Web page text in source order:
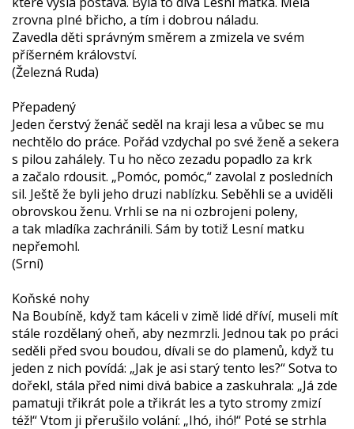
zrovna plné břicho, a tím i dobrou náladu.
Zavedla děti správným směrem a zmizela ve svém
příšerném království.
(Železná Ruda)
Přepadený
Jeden čerstvý ženáč seděl na kraji lesa a vůbec se mu
nechtělo do práce. Pořád vzdychal po své ženě a sekera
s pilou zahálely. Tu ho něco zezadu popadlo za krk
a začalo rdousit. „Pomóc, pomóc,“ zavolal z posledních
sil. Ještě že byli jeho druzi nablízku. Seběhli se a uviděli
obrovskou ženu. Vrhli se na ni ozbrojeni poleny,
a tak mladíka zachránili. Sám by totiž Lesní matku
nepřemohl.
(Srní)
Koňské nohy
Na Boubíně, když tam káceli v zimě lidé dříví, museli mít
stále rozdělaný oheň, aby nezmrzli. Jednou tak po práci
seděli před svou boudou, dívali se do plamenů, když tu
jeden z nich povídá: „Jak je asi starý tento les?“ Sotva to
dořekl, stála před nimi divá babice a zaskuhrala: „Já zde
pamatuji třikrát pole a třikrát les a tyto stromy zmizí
též!“ Vtom ji přerušilo volání: „Ihó, ihó!“ Poté se strhla